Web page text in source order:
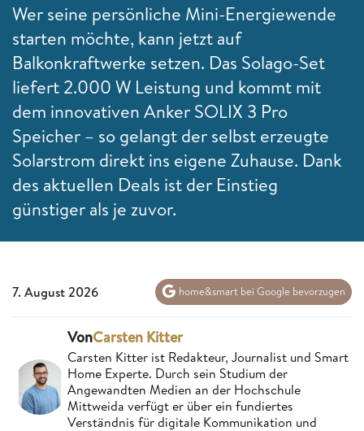
Wer seine persönliche Mini-Energiewende
starten möchte, kann jetzt auf
Balkonkraftwerke setzen. Das Solago-Set
liefert 2.000 W Leistung und kommt mit
dem innovativen Anker SOLIX 3 Pro
Speicher – so gelangt der selbst erzeugte
Solarstrom direkt ins eigene Zuhause. Dank
des aktuellen Deals ist der Einstieg
günstiger als je zuvor.
7. August 2026 home&smart bei Google bevorzugen
VonCarsten Kitter
Carsten Kitter ist Redakteur, Journalist und Smart
Home Experte. Durch sein Studium der
Angewandten Medien an der Hochschule
Mittweida verfügt er über ein fundiertes
Verständnis für digitale Kommunikation und